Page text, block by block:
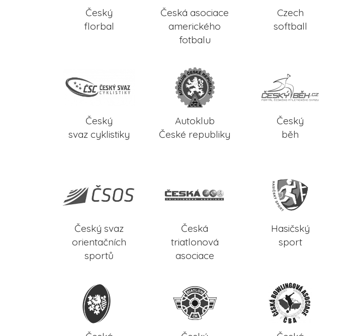
Český
florbal
Česká asociace
amerického
fotbalu
Czech
softball
Český
svaz cyklistiky
Autoklub
České republiky
Český
běh
Český svaz
orientačních
sportů
Česká
triatlonová
asociace
Hasičský
sport